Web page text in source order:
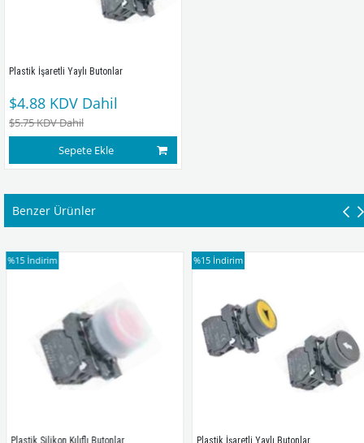
Plastik İşaretli Yaylı Butonlar
$4.88 KDV Dahil
$5.75KDV Dahil
Sepete Ekle
Benzer Ürünler
Plastik Silikon Kılıflı Butonlar
%15 İndirim
Plastik İşaretli Yaylı Butonlar
%15 İndirim